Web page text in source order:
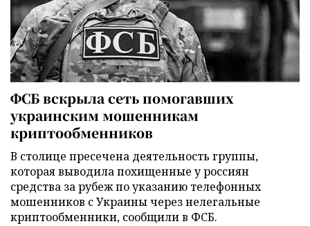
ФСБ вскрыла сеть помогавших
украинским мошенникам
криптообменников
В столице пресечена деятельность группы,
которая выводила похищенные у россиян
средства за рубеж по указанию телефонных
мошенников с Украины через нелегальные
криптообменники, сообщили в ФСБ.